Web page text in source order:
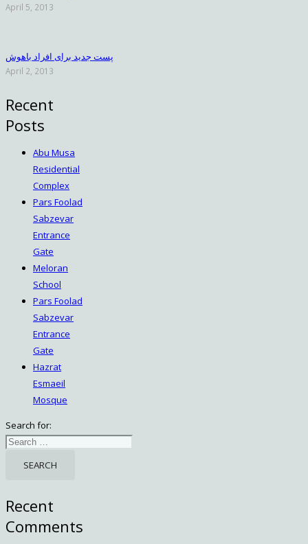
April 5, 2013
پست جدید برای افراد باهوش
April 2, 2013
Recent
Posts
Abu Musa
Residential
Complex
Pars Foolad
Sabzevar
Entrance
Gate
Meloran
School
Pars Foolad
Sabzevar
Entrance
Gate
Hazrat
Esmaeil
Mosque
Search for:
Recent
Comments